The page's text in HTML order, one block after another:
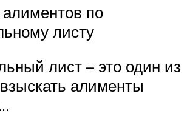
по
листу
лист – это один из
алименты